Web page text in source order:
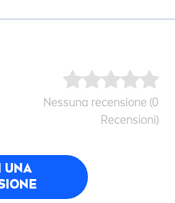
Nessuna recensione (0
Recensioni)
UNA